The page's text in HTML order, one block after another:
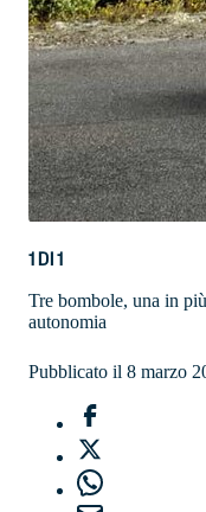
1DI1
Tre bombole, una in
autonomia
Pubblicato il 8 marzo